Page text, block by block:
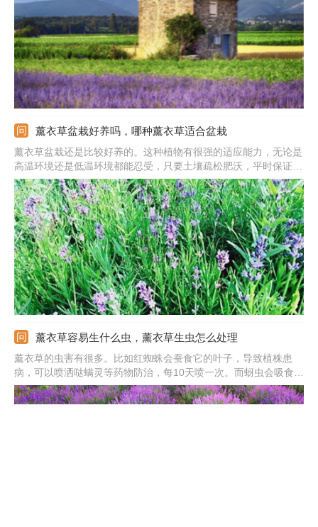
下，后者的花香要淡得多。
薰衣草盆栽好养吗，哪种薰衣草适合盆栽
薰衣草盆栽还是比较好养的。这种植物有很强的适应能力，无论是
高温环境还是低温环境都能忍受，只要土壤疏松肥沃，平时保证光
照充足即可。它的品种有很多，矮化的更适合盆栽，比如希德寇
特、孟士德、梅丽莎和福尔盖特，这些高度都在50厘米左右，养在
盆里很美观。
薰衣草容易生什么虫，薰衣草生虫怎么处理
薰衣草的虫害有很多。比如红蜘蛛会蚕食它的叶子，导致植株患
病，可以喷洒哒螨灵等药物防治，每10天喷一次。而蚜虫会吸食它
的汁液，影响植株发育，可用马拉松溶液除虫。叶蝉会使它的叶子
上出现白斑，需要用黑光灯诱杀。跳甲多发于春秋两季，可用敌百